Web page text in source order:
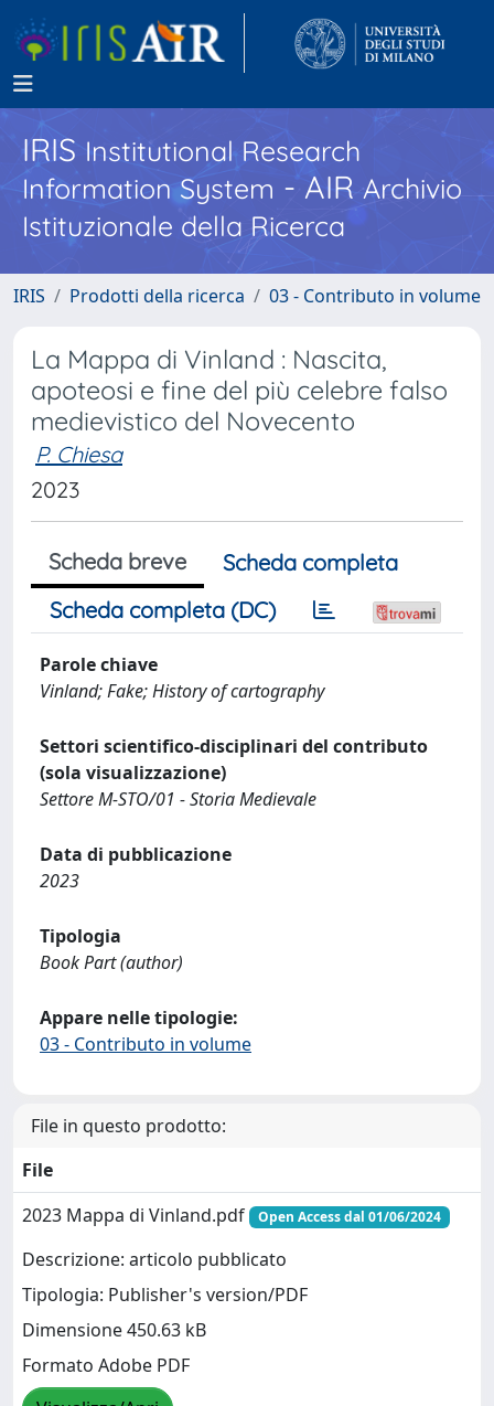
IRISInstitutional Research
Information System - AIR Archivio
Istituzionale della Ricerca
IRIS Prodotti della ricerca 03 - Contributo in volume
La Mappa di Vinland : Nascita,
apoteosi e fine del più celebre falso
medievistico del Novecento
P. Chiesa
2023
Scheda breve
Scheda completa
Scheda completa (DC)
Parole chiave
Vinland; Fake; History of cartography
Settori scientifico-disciplinari del contributo
(sola visualizzazione)
Settore M-STO/01 - Storia Medievale
Data di pubblicazione
2023
Tipologia
Book Part (author)
Appare nelle tipologie:
03 - Contributo in volume
File in questo prodotto:
File
2023 Mappa di Vinland.pdf
Open Access dal 01/06/2024
Descrizione: articolo pubblicato
Tipologia: Publisher's version/PDF
Dimensione 450.63 kB
Formato Adobe PDF